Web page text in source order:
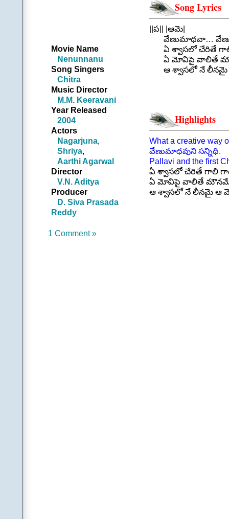
Movie Name
Nenunnanu
Song Singers
Chitra
Music Director
M.M. Keeravani
Year Released
2004
Actors
Nagarjuna,
Shriya,
Aarthi Agarwal
Director
V.N. Aditya
Producer
D. Siva Prasada
Reddy
Song Lyrics
||ప|| |ఆమె|
వేణుమాధవా…
ఏ శ్వాసలో చేరితే గాలి
ఏ మోవిపై వాలితే
ఆ శ్వాసలో నే లీనమై
మునులకు తెలియని
వెనుకటి బతుకున
తనువును
తరగని వరముల
కృష్ణా నిన్ను చేరింది
ఎలా ఇంత పెన్నిధి
వేణుమాధవా నీ
|| ఏ
.
Highlights
What a creative
వేణుమాధవుని సన్నిధి.
Pallavi and the first
ఏ శ్వాసలో చేరితే గాలి
ఏ మోవిపై వాలితే
ఆ శ్వాసలో నే లీనమై ఆ
1 Comment »